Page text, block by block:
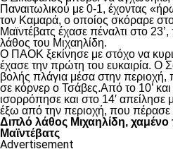
Παναιτωλικού με 0-1, έχοντας
τον Καμαρά, ο οποίος σκόραρε
Μαϊντέβατς έχασε πέναλτι στο
λάθος του Μιχαηλίδη.
Ο ΠΑΟΚ ξεκίνησε με στόχο να
έχασε την πρώτη του ευκαιρία. Ο
βολής πλάγια μέσα στην
σε κόρνερ ο Τσάβες.Από το 10’
ισορρόπησε και στο 14′ απείλησε
έξω από την περιοχή, που πέρασε
Διπλό λάθος Μιχαηλίδη, χαμένο
Μαϊντέβατς
Advertisement